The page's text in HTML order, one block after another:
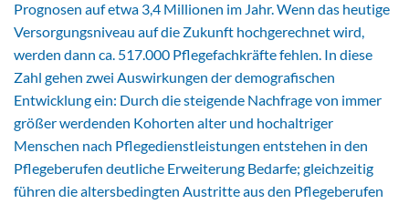
Prognosen auf etwa 3,4 Millionen im Jahr. Wenn das heutige
Versorgungsniveau auf die Zukunft hochgerechnet wird,
werden dann ca. 517.000 Pflegefachkräfte fehlen. In diese
Zahl gehen zwei Auswirkungen der demografischen
Entwicklung ein: Durch die steigende Nachfrage von immer
größer werdenden Kohorten alter und hochaltriger
Menschen nach Pflegedienstleistungen entstehen in den
Pflegeberufen deutliche Erweiterung Bedarfe; gleichzeitig
führen die altersbedingten Austritte aus den Pflegeberufen